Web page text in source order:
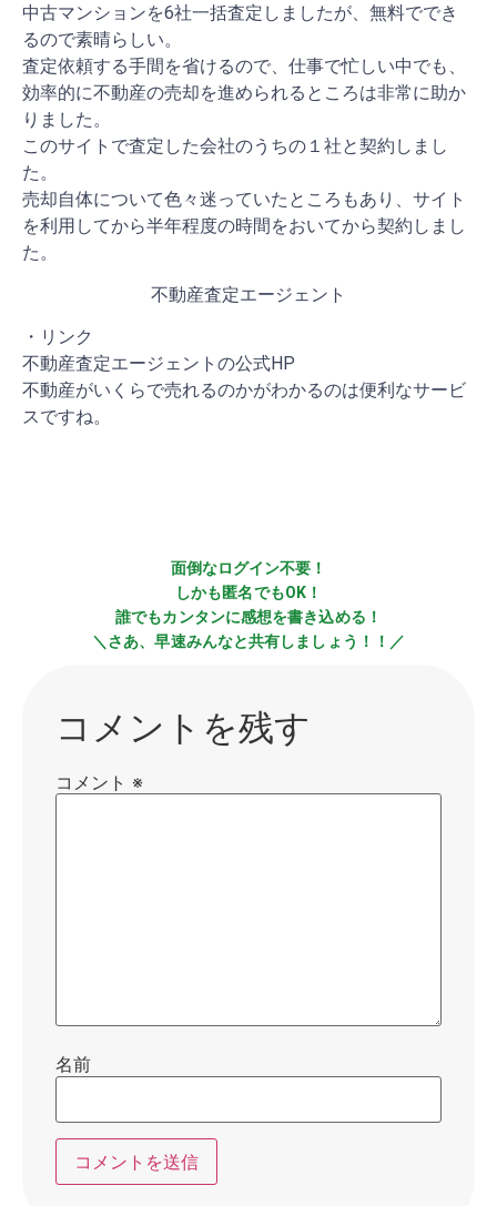
中古マンションを6社一括査定しましたが、無料ででき
るので素晴らしい。
査定依頼する手間を省けるので、仕事で忙しい中でも、
効率的に不動産の売却を進められるところは非常に助か
りました。
このサイトで査定した会社のうちの１社と契約しまし
た。
売却自体について色々迷っていたところもあり、サイト
を利用してから半年程度の時間をおいてから契約しまし
た。
不動産査定エージェント
・リンク
不動産査定エージェントの公式HP
不動産がいくらで売れるのかがわかるのは便利なサービ
スですね。
面倒なログイン不要！
しかも匿名でもOK！
誰でもカンタンに感想を書き込める！
＼さあ、早速みんなと共有しましょう！！／
コメントを残す
コメント ※
名前